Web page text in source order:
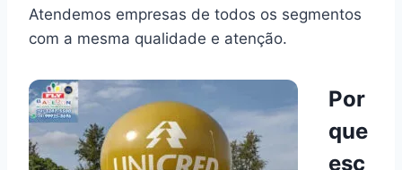
Atendemos empresas de todos os segmentos
com a mesma qualidade e atenção.
Por
que
esc